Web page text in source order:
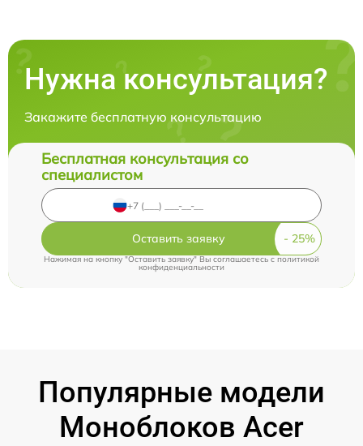
Нужна консультация?
Закажите бесплатную консультацию
Бесплатная консультация со
специалистом
Оставить заявку
Нажимая на кнопку "Оставить заявку" Вы соглашаетесь cполитикой
конфиденциальности
Популярные модели
Моноблоков Acer